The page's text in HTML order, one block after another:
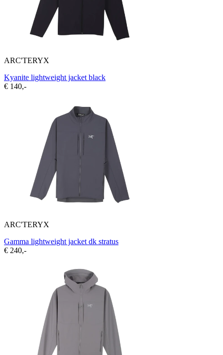
ARC'TERYX
Kyanite lightweight jacket black
€ 140,-
ARC'TERYX
Gamma lightweight jacket dk stratus
€ 240,-